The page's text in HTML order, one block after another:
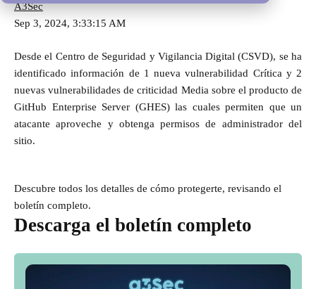
A3Sec
Sep 3, 2024, 3:33:15 AM
Desde el Centro de Seguridad y Vigilancia Digital (CSVD), se ha
identificado información de 1 nueva vulnerabilidad Crítica y 2
nuevas vulnerabilidades de criticidad Media sobre el producto de
GitHub Enterprise Server (GHES) las cuales permiten que un
atacante aproveche y obtenga permisos de administrador del
sitio.
Descubre todos los detalles de cómo protegerte, revisando el
boletín completo.
Descarga el boletín completo